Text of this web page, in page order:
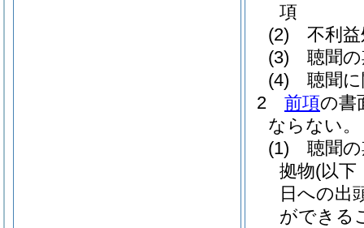
項
(2)
不利
(3)
聴聞
(4)
聴聞
2
前項の書
ならない。
(1)
聴聞
拠物(以下
日への出
ができる